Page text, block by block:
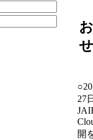
せ
27
開